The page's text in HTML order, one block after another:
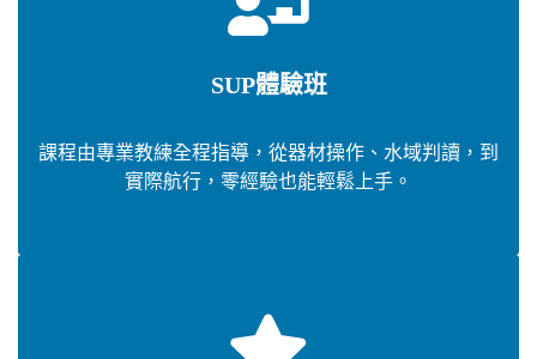
SUP體驗班
課程由專業教練全程指導，從器材操作、水域判讀，到
實際航行，零經驗也能輕鬆上手。